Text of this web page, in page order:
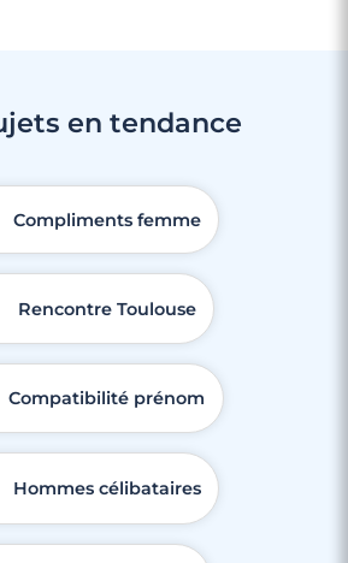
en tendance
Compliments femme
Rencontre Toulouse
Compatibilité prénom
Hommes célibataires